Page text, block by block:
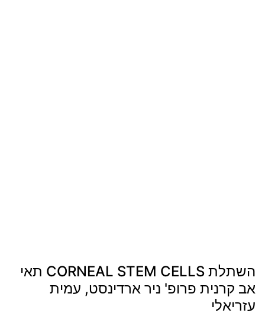
השתלת CORNEAL STEM CELLS תאי
אב קרנית פרופ' ניר ארדינסט, עמית
עזריאלי